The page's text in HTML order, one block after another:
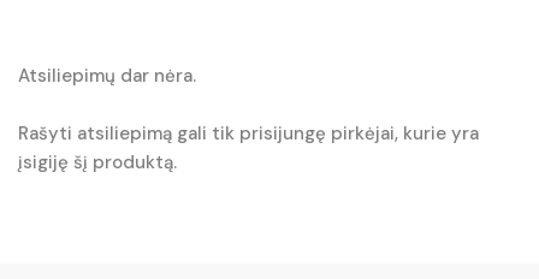
Atsiliepimų dar nėra.
Rašyti atsiliepimą gali tik prisijungę pirkėjai, kurie yra
įsigiję šį produktą.